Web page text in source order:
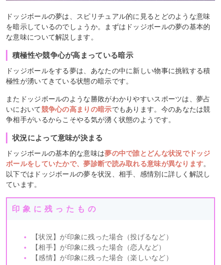
ドッジボールの夢は、スピリチュアル的に見るとどのような意味
を暗示しているのでしょうか。まずはドッジボールの夢の基本的
な意味について解説します。
積極性や競争心が高まっている暗示
ドッジボールをする夢は、あなたの中に新しい物事に挑戦する積
極性が湧いてきている状態の暗示です。
またドッジボールのような勝敗がわかりやすいスポーツは、夢占
いにおいて競争心の高まりの暗示でもあります。今のあなたは競
争相手がいるからこそやる気が湧く状態のようです。
状況によって意味が決まる
ドッジボールの基本的な意味は夢の中で誰とどんな状況でドッジ
ボールをしていたかで、夢診断で読み取れる意味が異なります。
以下ではドッジボールの夢を状況、相手、感情別に詳しく解説し
ています。
印象に残ったもの
【状況】が印象に残った場合（投げるなど）
【相手】が印象に残った場合（恋人など）
【感情】が印象に残った場合（楽しいなど）